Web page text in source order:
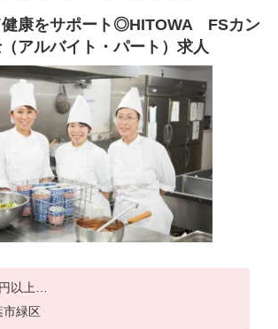
健康をサポート◎HITOWA FSカン
アルバイト・パート）求人
以上
スタート時給は変動します。
市緑区